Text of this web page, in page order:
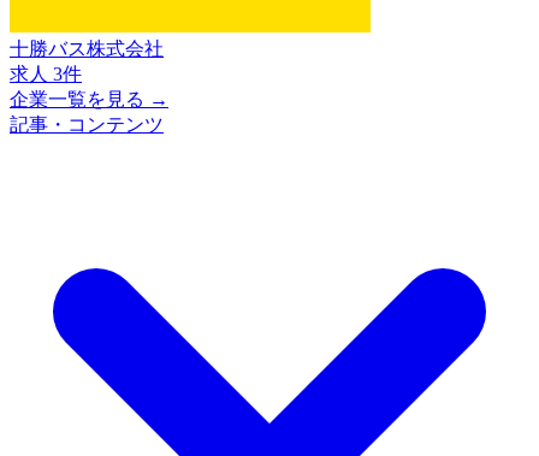
十勝バス株式会社
求人 3件
企業一覧を見る →
記事・コンテンツ